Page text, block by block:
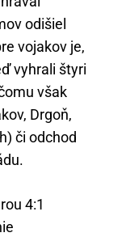
odišiel
vojakov je,
vyhrali štyri
však
Drgoň,
či odchod
4:1